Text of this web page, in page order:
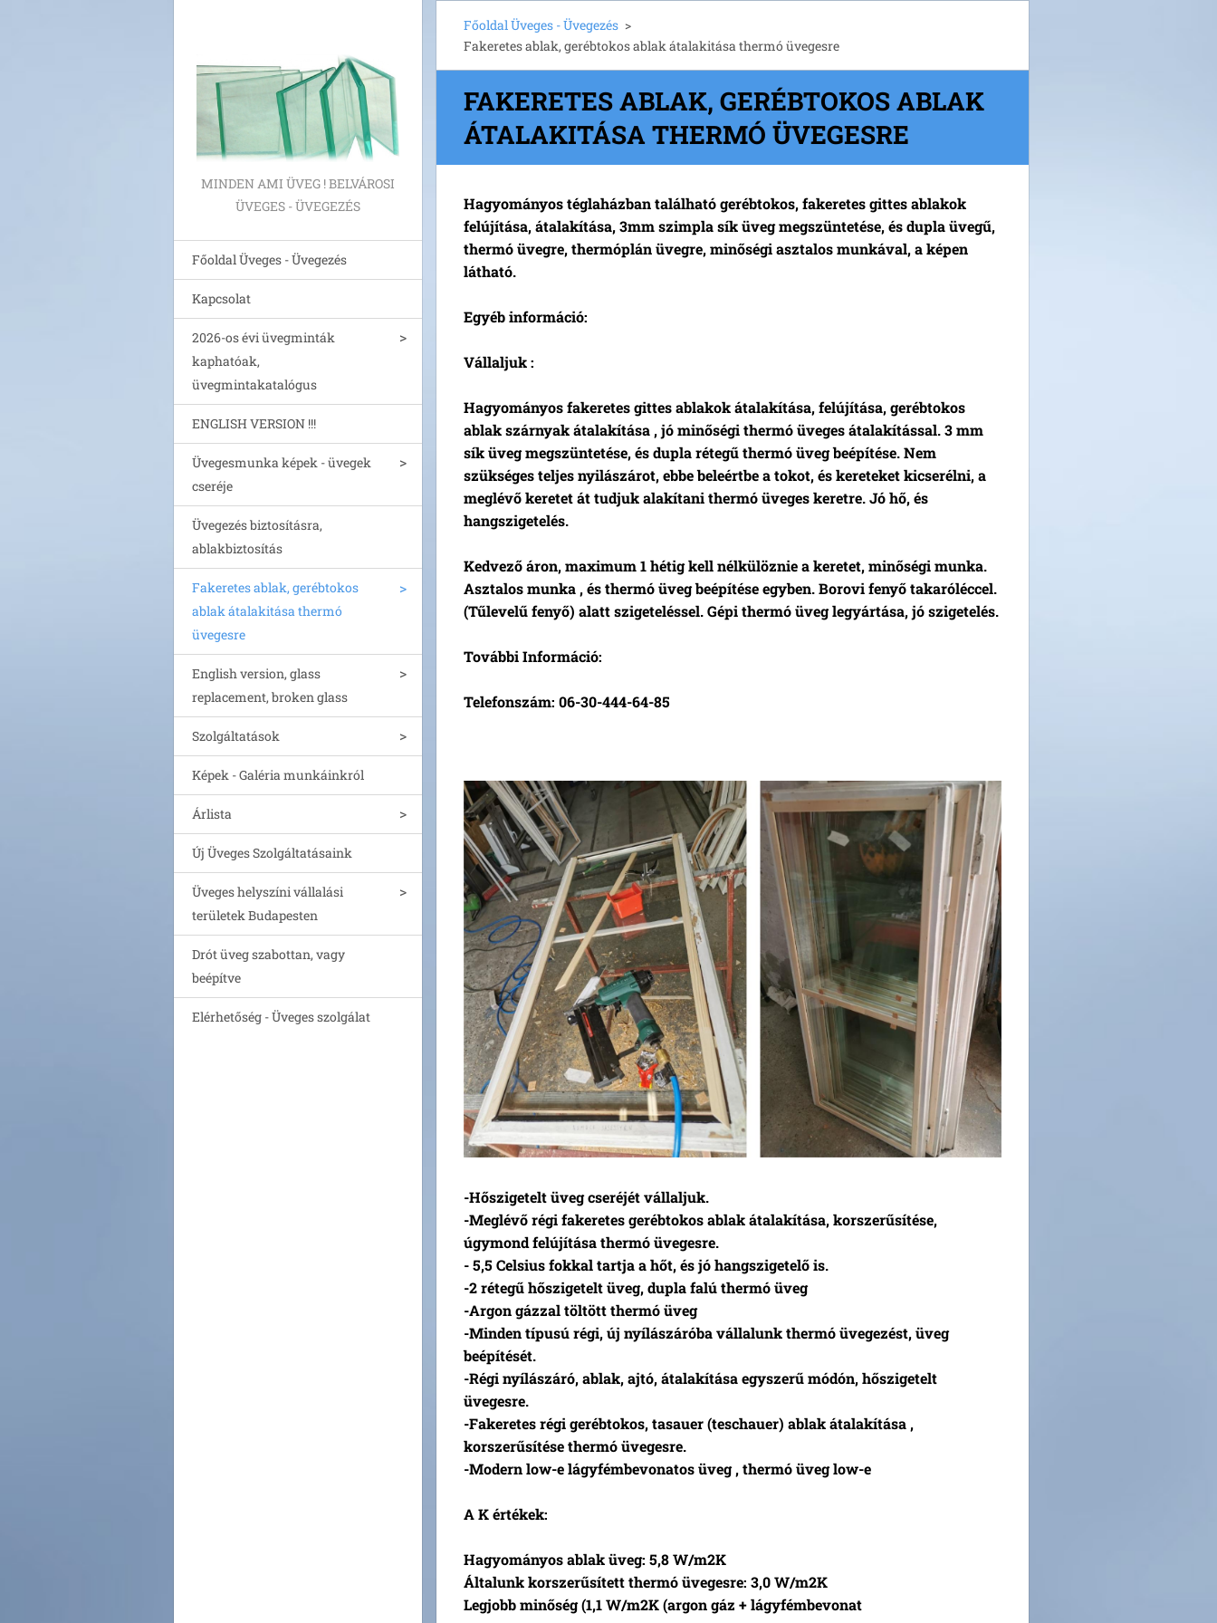
MINDEN AMI ÜVEG ! BELVÁROSI
ÜVEGES - ÜVEGEZÉS
Főoldal Üveges - Üvegezés
Kapcsolat
2026-os évi üvegminták
kaphatóak,
üvegmintakatalógus
ENGLISH VERSION !!!
Üvegesmunka képek - üvegek
cseréje
Üvegezés biztosításra,
ablakbiztosítás
Fakeretes ablak, gerébtokos
ablak átalakitása thermó
üvegesre
English version, glass
replacement, broken glass
Szolgáltatások
Képek - Galéria munkáinkról
Árlista
Új Üveges Szolgáltatásaink
Üveges helyszíni vállalási
területek Budapesten
Drót üveg szabottan, vagy
beépítve
Elérhetőség - Üveges szolgálat
Főoldal Üveges - Üvegezés >
Fakeretes ablak, gerébtokos ablak átalakitása thermó üvegesre
FAKERETES ABLAK, GERÉBTOKOS ABLAK
ÁTALAKITÁSA THERMÓ ÜVEGESRE
Hagyományos téglaházban található gerébtokos, fakeretes gittes ablakok
felújítása, átalakítása, 3mm szimpla sík üveg megszüntetése, és dupla üvegű,
thermó üvegre, thermóplán üvegre, minőségi asztalos munkával, a képen
látható.
Egyéb információ:
Vállaljuk :
Hagyományos fakeretes gittes ablakok átalakítása, felújítása, gerébtokos
ablak szárnyak átalakítása , jó minőségi thermó üveges átalakítással. 3 mm
sík üveg megszüntetése, és dupla rétegű thermó üveg beépítése. Nem
szükséges teljes nyilászárot, ebbe beleértbe a tokot, és kereteket kicserélni, a
meglévő keretet át tudjuk alakítani thermó üveges keretre. Jó hő, és
hangszigetelés.
Kedvező áron, maximum 1 hétig kell nélkülöznie a keretet, minőségi munka.
Asztalos munka , és thermó üveg beépítése egyben. Borovi fenyő takaróléccel.
(Tűlevelű fenyő) alatt szigeteléssel. Gépi thermó üveg legyártása, jó szigetelés.
További Információ:
Telefonszám: 06-30-444-64-85
-Hőszigetelt üveg cseréjét vállaljuk.
-Meglévő régi fakeretes gerébtokos ablak átalakítása, korszerűsítése,
úgymond felújítása thermó üvegesre.
- 5,5 Celsius fokkal tartja a hőt, és jó hangszigetelő is.
-2 rétegű hőszigetelt üveg, dupla falú thermó üveg
-Argon gázzal töltött thermó üveg
-Minden típusú régi, új nyílászáróba vállalunk thermó üvegezést, üveg
beépítését.
-Régi nyílászáró, ablak, ajtó, átalakítása egyszerű módón, hőszigetelt
üvegesre.
-Fakeretes régi gerébtokos, tasauer (teschauer) ablak átalakítása ,
korszerűsítése thermó üvegesre.
-Modern low-e lágyfémbevonatos üveg , thermó üveg low-e
A K értékek:
Hagyományos ablak üveg: 5,8 W/m2K
Általunk korszerűsített thermó üvegesre: 3,0 W/m2K
Legjobb minőség (1,1 W/m2K (argon gáz + lágyfémbevonat